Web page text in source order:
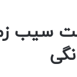
سیب